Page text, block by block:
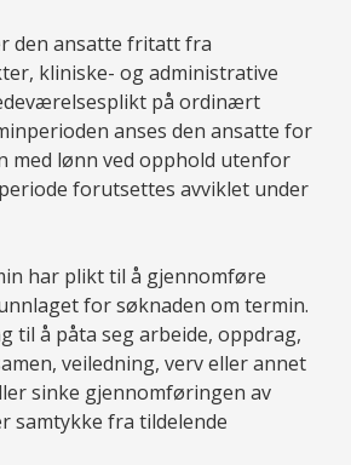
den ansatte fritatt fra
kliniske- og administrative
på ordinært
anses den ansatte for
med lønn ved opphold utenfor
forutsettes avviklet under
har plikt til å gjennomføre
for søknaden om termin.
til å påta seg arbeide, oppdrag,
veiledning, verv eller annet
sinke gjennomføringen av
samtykke fra tildelende